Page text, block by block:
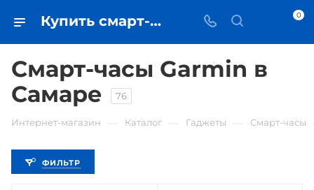
Купить смарт-часы Garmin в Самаре - цена в iЧехол 0
Смарт-часы Garmin в
Самаре
76
Интернет-магазин Каталог Гаджеты Смарт-часы
ФИЛЬТР